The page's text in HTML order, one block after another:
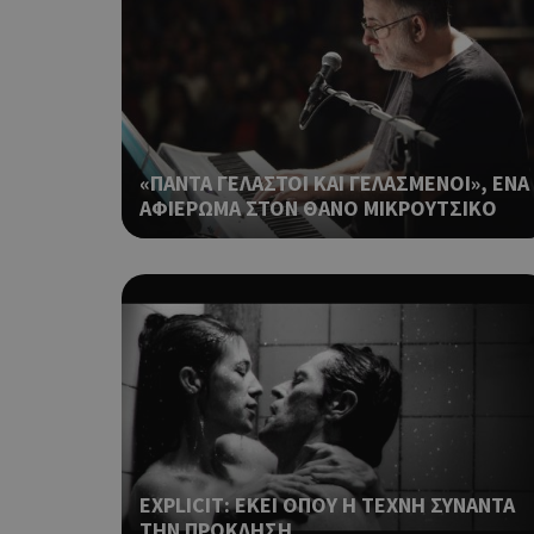
«ΠΑΝΤΑ ΓΕΛΑΣΤΟΙ ΚΑΙ ΓΕΛΑΣΜΕΝΟΙ», ΕΝΑ
ΑΦΙΕΡΩΜΑ ΣΤΟΝ ΘΑΝΟ ΜΙΚΡΟΥΤΣΙΚΟ
EXPLICIT: ΕΚΕΙ ΟΠΟΥ Η ΤΕΧΝΗ ΣΥΝΑΝΤΑ
PHPSESSID
takeOverCookie